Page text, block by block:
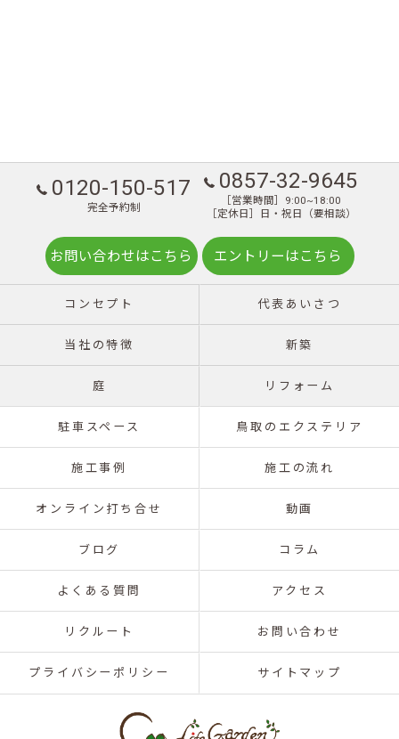
0120-150-517
完全予約制
0857-32-9645
［営業時間］9:00~18:00
［定休日］日・祝日（要相談）
お問い合わせはこちら エントリーはこちら
コンセプト 代表あいさつ
当社の特徴 新築
庭 リフォーム
駐車スペース 鳥取のエクステリア
施工事例 施工の流れ
オンライン打ち合せ 動画
ブログ コラム
よくある質問 アクセス
リクルート お問い合わせ
プライバシーポリシー サイトマップ